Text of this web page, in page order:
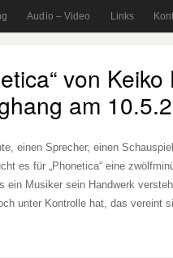
Audio – Video Links
von
am
einen Sprecher, einen
es für „Phonetica“ eine
ein Musiker sein Handwerk
unter Kontrolle hat, das vereint